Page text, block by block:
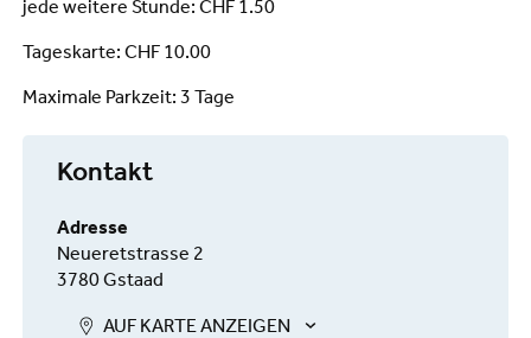
jede weitere Stunde: CHF 1.50
Tageskarte: CHF 10.00
Maximale Parkzeit: 3 Tage
Kontakt
Adresse
Neueretstrasse 2
3780 Gstaad
AUF KARTE ANZEIGEN